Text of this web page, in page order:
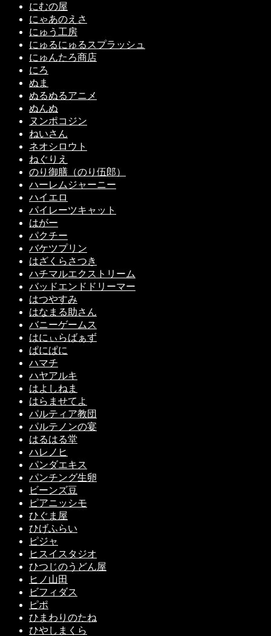
にむの屋
にゃあのえさ
にゅう工房
にゅるにゅるスプラッシュ
にゅんたろ商店
にろ
ぬま
ぬるぬるアニメ
ぬんぬ
ヌンポコジン
ねいさん
ネオシロウト
ねぐりえ
のり御膳（のり伍郎）
ハーレムジャーニー
ハイエロ
パイレーツキャット
はがー
パクチー
バケツプリン
はざくらさつき
ハチマルエクストリーム
バッドエンドドリーマー
はつやすみ
はなまる助さん
バニーゲームス
はにぃらばぁず
ぱにぱに
ハマチ
ハヤアルキ
はよしねま
はらませてよ
パルティア教団
パルテノンの宴
はるはる堂
ハレノヒ
パンダエキス
パンチング生卵
ビーンズ豆
ピアニッシモ
ひぐま屋
ひげふらい
ピジャ
ヒスイスタジオ
ひつじのうどん屋
ヒノ山田
ビフィダス
ピポ
ひまわりのたね
ひやしまくら